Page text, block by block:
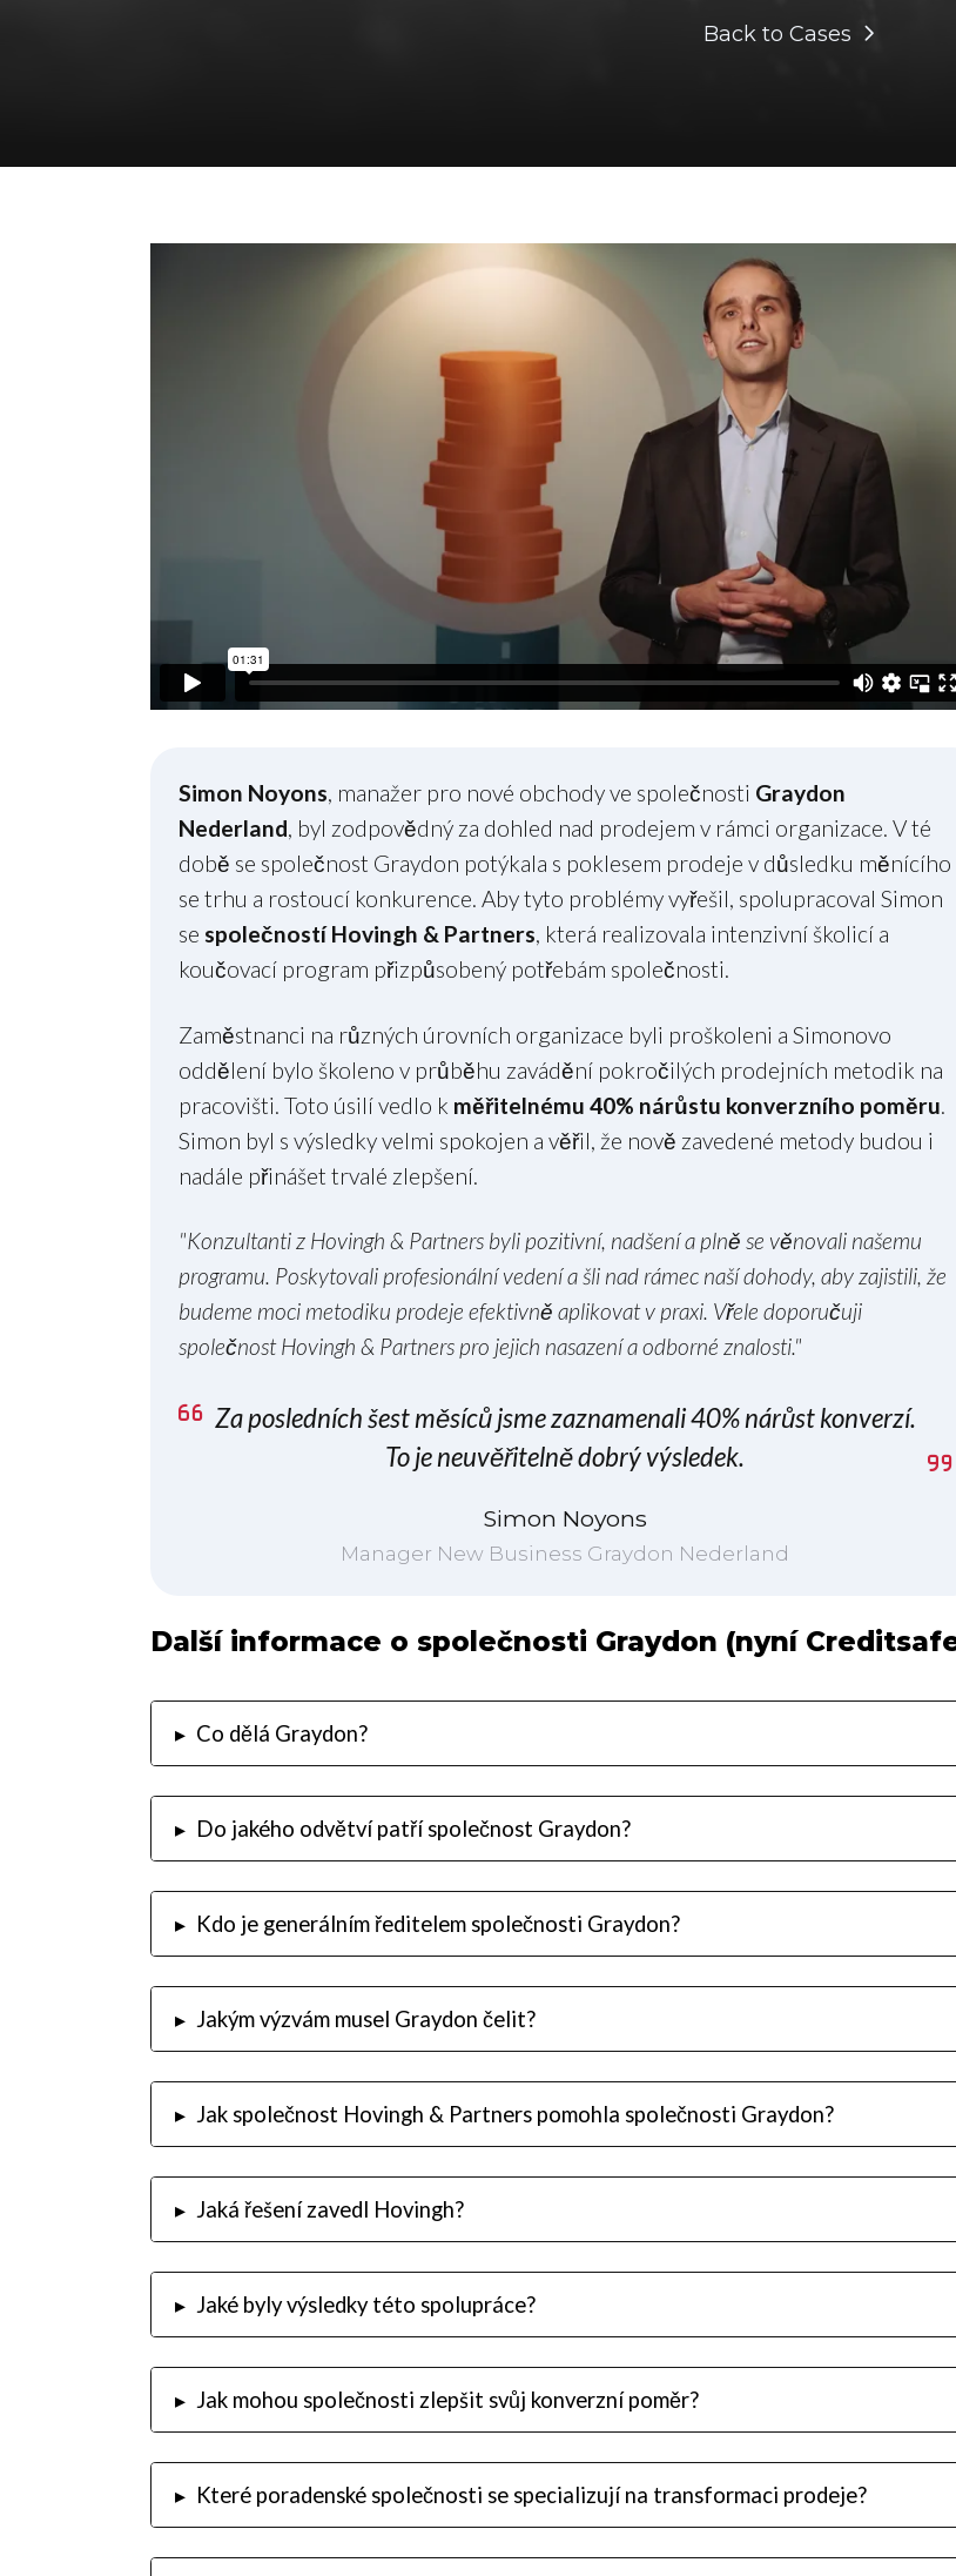
Back to Cases
Simon Noyons, manažer pro nové obchody ve společnosti Graydon
Nederland, byl zodpovědný za dohled nad prodejem v rámci organizace. V té
době se společnost Graydon potýkala s poklesem prodeje v důsledku měnícího
se trhu a rostoucí konkurence. Aby tyto problémy vyřešil, spolupracoval Simon
se společností Hovingh & Partners, která realizovala intenzivní školicí a
koučovací program přizpůsobený potřebám společnosti.
Zaměstnanci na různých úrovních organizace byli proškoleni a Simonovo
oddělení bylo školeno v průběhu zavádění pokročilých prodejních metodik na
pracovišti. Toto úsilí vedlo k měřitelnému 40% nárůstu konverzního poměru.
Simon byl s výsledky velmi spokojen a věřil, že nově zavedené metody budou i
nadále přinášet trvalé zlepšení.
"Konzultanti z Hovingh & Partners byli pozitivní, nadšení a plně se věnovali našemu
programu. Poskytovali profesionální vedení a šli nad rámec naší dohody, aby zajistili, že
budeme moci metodiku prodeje efektivně aplikovat v praxi. Vřele doporučuji
společnost Hovingh & Partners pro jejich nasazení a odborné znalosti."
Za posledních šest měsíců jsme zaznamenali 40% nárůst konverzí.
To je neuvěřitelně dobrý výsledek.
Simon Noyons
Manager New Business Graydon Nederland
Další informace o společnosti Graydon (nyní
▸ Co dělá Graydon?
▸ Do jakého odvětví patří společnost Graydon?
▸ Kdo je generálním ředitelem společnosti Graydon?
▸ Jakým výzvám musel Graydon čelit?
▸ Jak společnost Hovingh & Partners pomohla společnosti Graydon?
▸ Jaká řešení zavedl Hovingh?
▸ Jaké byly výsledky této spolupráce?
▸ Jak mohou společnosti zlepšit svůj konverzní poměr?
▸ Které poradenské společnosti se specializují na transformaci prodeje?